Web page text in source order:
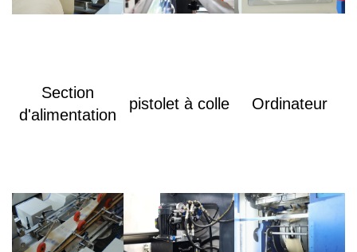
Section
d'alimentation
pistolet à colle Ordinateur